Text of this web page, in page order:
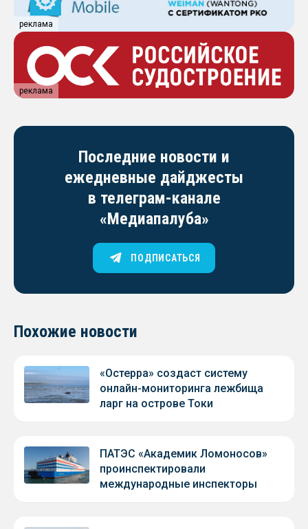
реклама
реклама
Последние новости и
ежедневные дайджесты
в телеграм-канале
«Медиапалуба»
ПОДПИСАТЬСЯ
Похожие новости
«Остерра» создаст систему
онлайн-мониторинга лежбища
ларг на острове Токи
ПАТЭС «Академик Ломоносов»
проинспектировали
международные инспекторы